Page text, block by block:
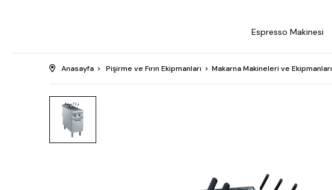
Espresso Makinesi
Anasayfa Pişirme ve Fırın Ekipmanları Makarna Makineleri ve Ekipmanları